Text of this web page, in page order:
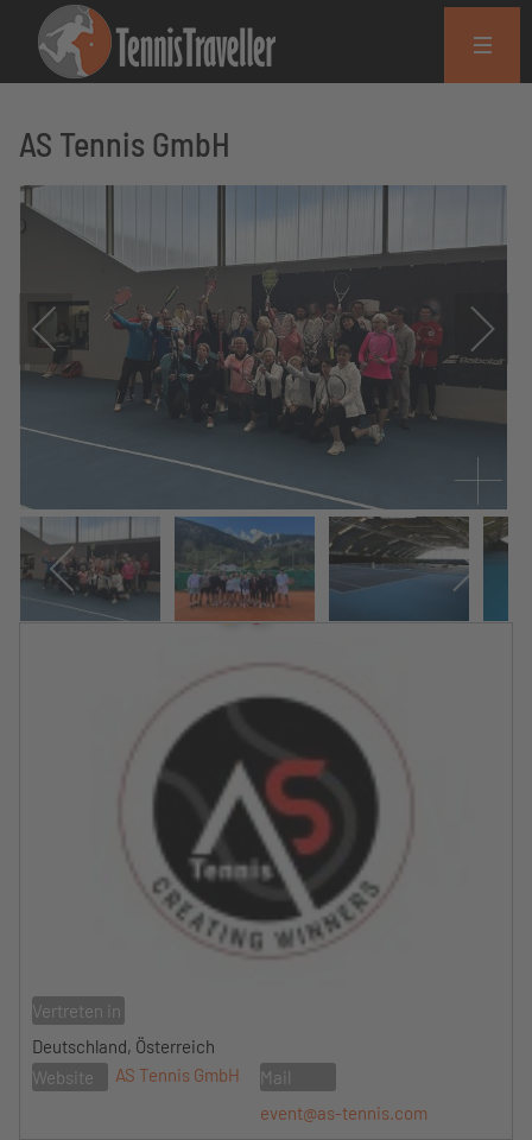
AS Tennis GmbH
Vertreten in
Deutschland, Österreich
Website
AS Tennis GmbH
Mail
event@as-tennis.com